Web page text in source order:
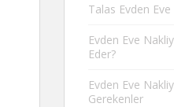
Talas Evden
Evden Eve
Eder?
Evden Eve
Gerekenler